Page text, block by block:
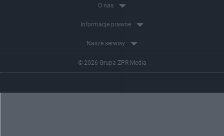
O nas
Informacje prawne
Nasze serwisy
© 2026 Grupa ZPR Media